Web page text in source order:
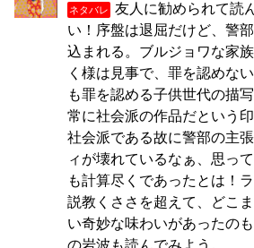
ネタバレ
友人に勧められて読
い！序盤は退屈だけど、警
込まれる。ブルジョワな家
く様は見事で、罪を認めな
も罪を認める子供世代の描
常に社会派の作品だという
社会派である故に警部の主
ィが壊れているなぁ、思っ
も計算尽くであったとは！
説教くささを超えて、どこ
い奇妙な味わいがあったの
の岩波も読んでみよう。